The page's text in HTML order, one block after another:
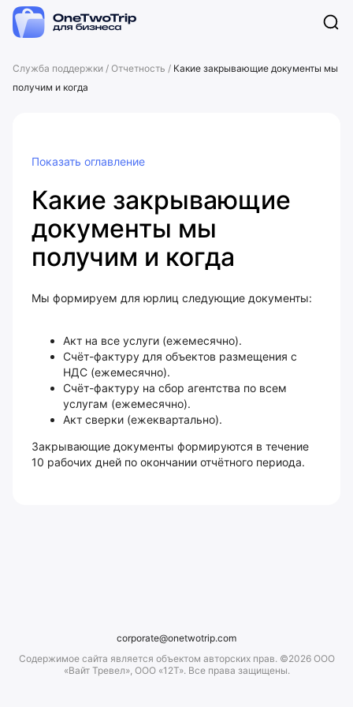
Служба поддержки / Отчетность / Какие закрывающие документы мы
получим и когда
Показать оглавление
Какие закрывающие
документы мы
получим и когда
Мы формируем для юрлиц следующие документы:
Акт на все услуги (ежемесячно).
Счёт-фактуру для объектов размещения с
НДС (ежемесячно).
Счёт-фактуру на сбор агентства по всем
услугам (ежемесячно).
Акт сверки (ежеквартально).
Закрывающие документы формируются в течение
10 рабочих дней по окончании отчётного периода.
corporate@onetwotrip.com
Содержимое сайта является объектом авторских прав. ©2026 ООО
«Вайт Тревел», ООО «12Т». Все права защищены.